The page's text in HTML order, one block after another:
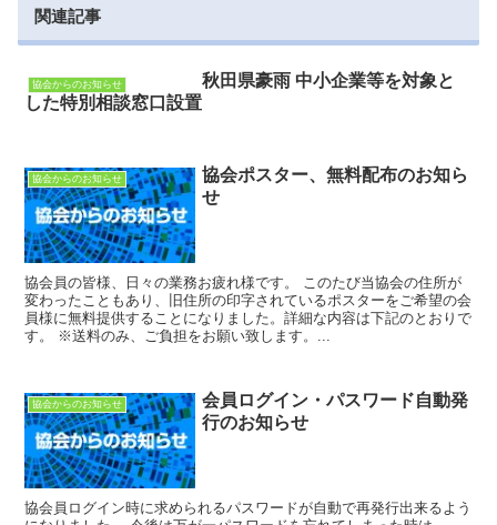
関連記事
協会からのお知らせ
秋田県豪雨 中小企業等を対象と
した特別相談窓口設置
協会からのお知らせ
協会ポスター、無料配布のお知ら
せ
協会員の皆様、日々の業務お疲れ様です。 このたび当協会の住所が
変わったこともあり、旧住所の印字されているポスターをご希望の会
員様に無料提供することになりました。詳細な内容は下記のとおりで
す。 ※送料のみ、ご負担をお願い致します。...
協会からのお知らせ
会員ログイン・パスワード自動発
行のお知らせ
協会員ログイン時に求められるパスワードが自動で再発行出来るよう